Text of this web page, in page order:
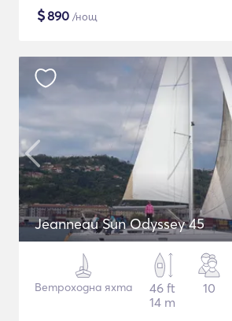
$890 /нощ
Jeanneau Sun Odyssey 45
Ветроходна яхта
46 ft
14 m
10